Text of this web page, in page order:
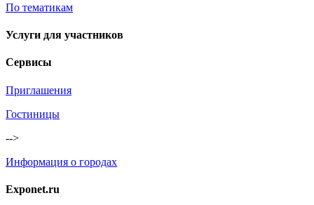
По тематикам
Услуги для участников
Сервисы
Приглашения
Гостиницы
-->
Информация о городах
Exponet.ru